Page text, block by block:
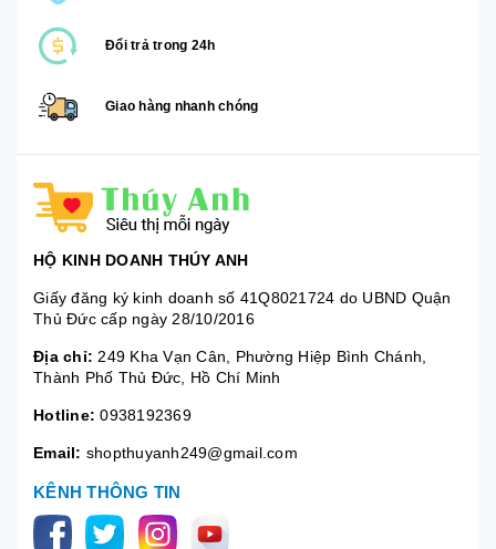
Đổi trả trong 24h
Giao hàng nhanh chóng
HỘ KINH DOANH THÚY ANH
Giấy đăng ký kinh doanh số 41Q8021724 do UBND Quận
Thủ Đức cấp ngày 28/10/2016
Địa chỉ: 249 Kha Vạn Cân, Phường Hiệp Bình Chánh,
Thành Phố Thủ Đức, Hồ Chí Minh
Hotline: 0938192369
Email: shopthuyanh249@gmail.com
KÊNH THÔNG TIN